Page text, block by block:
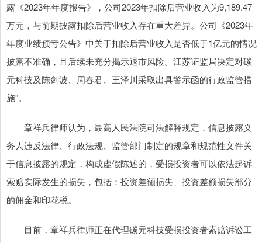
露《2023年年度报告》，公司2023年扣除后营业收入为9,189.47
万元，与前期披露扣除后营业收入存在重大差异。公司《2023年
年度业绩预亏公告》中关于扣除后营业收入是否低于1亿元的情况
披露不准确，且后续未充分揭示退市风险。江苏证监局决定对碳
元科技及陈剑波、周春君、王泽川采取出具警示函的行政监管措
施”。
章祥兵律师认为，最高人民法院司法解释规定，信息披露义
务人违反法律、行政法规、监管部门制定的规章和规范性文件关
于信息披露的规定，构成虚假陈述的，受损投资者可以依法起诉
索赔实际发生的损失，包括：投资差额损失、投资差额损失部分
的佣金和印花税。
目前，章祥兵律师正在代理碳元科技受损投资者索赔诉讼工